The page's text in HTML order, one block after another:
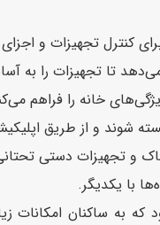
تا تجهیزات را به
خانه را فراهم
شوند و از طریق
و تجهیزات دستی
به ساکنان امکانات